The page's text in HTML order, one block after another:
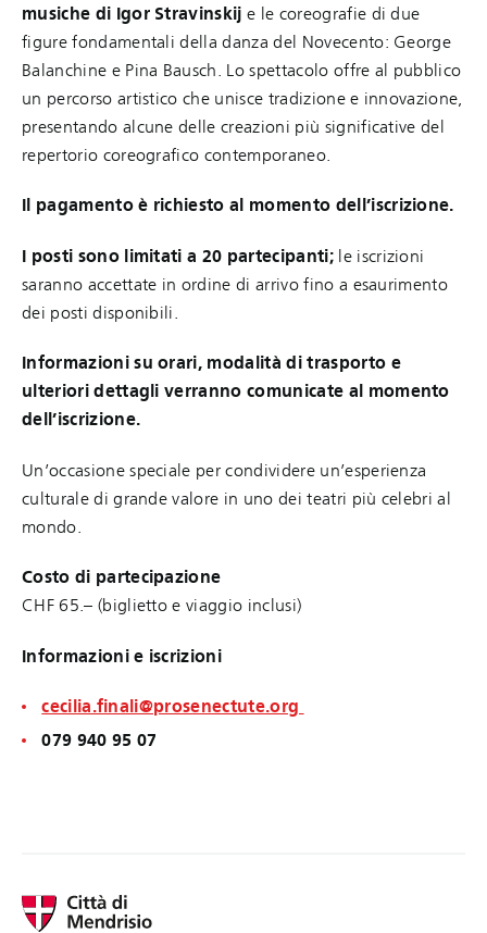
musiche di Igor Stravinskij e le coreografie di due
figure fondamentali della danza del Novecento: George
Balanchine e Pina Bausch. Lo spettacolo offre al pubblico
un percorso artistico che unisce tradizione e innovazione,
presentando alcune delle creazioni più significative del
repertorio coreografico contemporaneo.
Il pagamento è richiesto al momento dell’iscrizione.
I posti sono limitati a 20 partecipanti;le iscrizioni
saranno accettate in ordine di arrivo fino a esaurimento
dei posti disponibili.
Informazioni su orari, modalità di trasporto e
ulteriori dettagli verranno comunicate al momento
dell’iscrizione.
Un’occasione speciale per condividere un’esperienza
culturale di grande valore in uno dei teatri più celebri al
mondo.
Costo di partecipazione
CHF 65.– (biglietto e viaggio inclusi)
Informazioni e iscrizioni
cecilia.finali@prosenectute.org
079 940 95 07